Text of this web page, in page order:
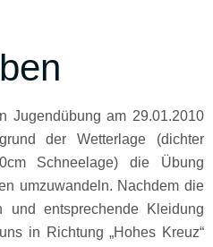
Jugendübung am 29.01.2010
der Wetterlage (dichter
Schneelage) die Übung
umzuwandeln. Nachdem die
und entsprechende Kleidung
in Richtung „Hohes Kreuz“